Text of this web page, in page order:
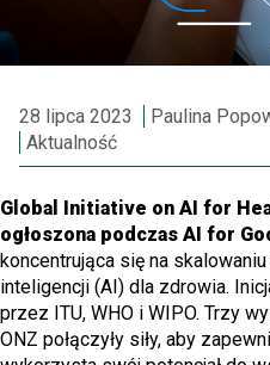
28 lipca 2023
Paulina
Aktualność
Global Initiative on AI for
ogłoszona podczas AI for
koncentrująca się na
inteligencji (AI) dla zdrowia.
przez ITU, WHO i WIPO. Trzy
ONZ połączyły siły, aby